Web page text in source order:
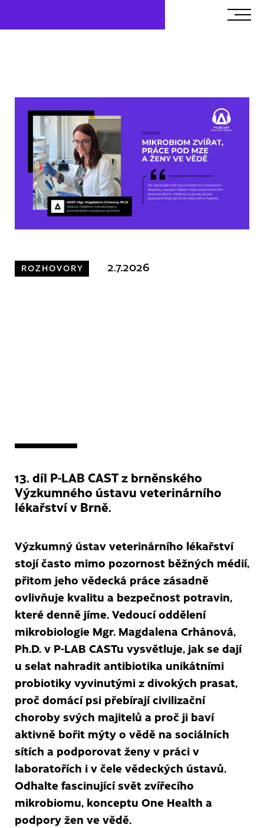
ROZHOVORY 2.7.2026
13. díl P-LAB CAST z brněnského
Výzkumného ústavu veterinárního
lékařství v Brně.
Výzkumný ústav veterinárního lékařství
stojí často mimo pozornost běžných médií,
přitom jeho vědecká práce zásadně
ovlivňuje kvalitu a bezpečnost potravin,
které denně jíme. Vedoucí oddělení
mikrobiologie Mgr. Magdalena Crhánová,
Ph.D. v P-LAB CASTu vysvětluje, jak se dají
u selat nahradit antibiotika unikátními
probiotiky vyvinutými z divokých prasat,
proč domácí psi přebírají civilizační
choroby svých majitelů a proč ji baví
aktivně bořit mýty o vědě na sociálních
sítích a podporovat ženy v práci v
laboratořích i v čele vědeckých ústavů.
Odhalte fascinující svět zvířecího
mikrobiomu, konceptu One Health a
podpory žen ve vědě.